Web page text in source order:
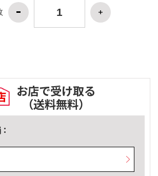
お店で受け取る
（送料無料）